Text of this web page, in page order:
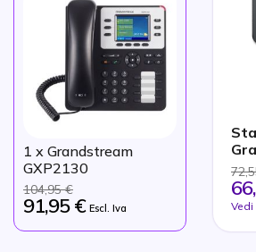
1 x Grandstream
GXP2130
104,95 €
91,95 € Escl. Iva